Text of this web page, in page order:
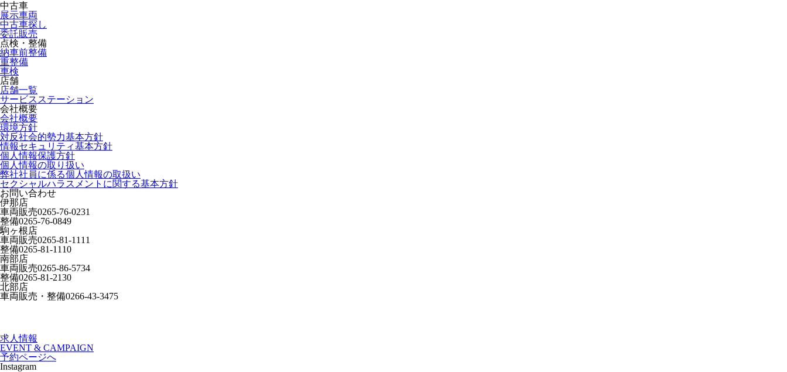
中古車
展示車両
中古車探し
委託販売
点検・整備
納車前整備
重整備
車検
店舗
店舗一覧
サービスステーション
会社概要
会社概要
環境方針
対反社会的勢力基本方針
情報セキュリティ基本方針
個人情報保護方針
個人情報の取り扱い
弊社社員に係る個人情報の取扱い
セクシャルハラスメントに関する基本方針
お問い合わせ
伊那店
車両販売0265-76-0231
整備0265-76-0849
駒ヶ根店
車両販売0265-81-1111
整備0265-81-1110
南部店
車両販売0265-86-5734
整備0265-81-2130
北部店
車両販売・整備0266-43-3475
求人情報
EVENT & CAMPAIGN
予約ページへ
Instagram